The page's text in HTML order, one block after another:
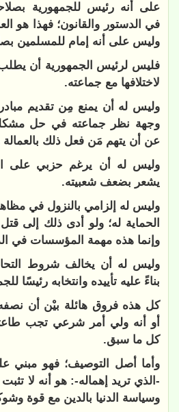
على أنه رئيس للجمهورية
في الدستور والقانون؛ فهذا هو
وليس على أنه إمام للمسلمين
فليس لرئيس الجمهورية أن
لاختلافها مع جماعته.
وليس له أن يمنع مِن تقديم
وجهة نظر جماعته في حل
عن أن يتهم مَن فعل ذلك بالعمالة
وليس له أن يرغم حزبي على
يشعر بضعف شعبيته.
وليس له إلزامي بالنزول في
الحماية له؛ ولو أدى ذلك إلى
وإنما هذه مهمة المؤسسات في
وليس له أن يخالف شروط
بناءً عليه تأييده وانتخابه رئيسًا
كل هذه فروق هائلة بيْن أن
أو أنه ولي أمر شرعي تجب
كل ما سبق.
وأما أصل التوصيف؛ فهو مبني
-الذي تريد إهماله-: هو أنه لا تثبت
وسياسة الدنيا بالدين مع قوة